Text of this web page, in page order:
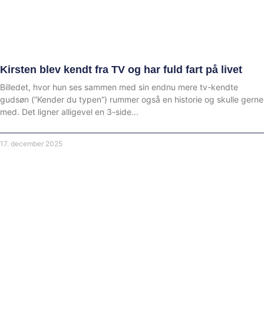
Kirsten blev kendt fra TV og har fuld fart på livet
Billedet, hvor hun ses sammen med sin endnu mere tv-kendte
gudsøn (”Kender du typen”) rummer også en historie og skulle gerne
med. Det ligner alligevel en 3-side
17. december 2025